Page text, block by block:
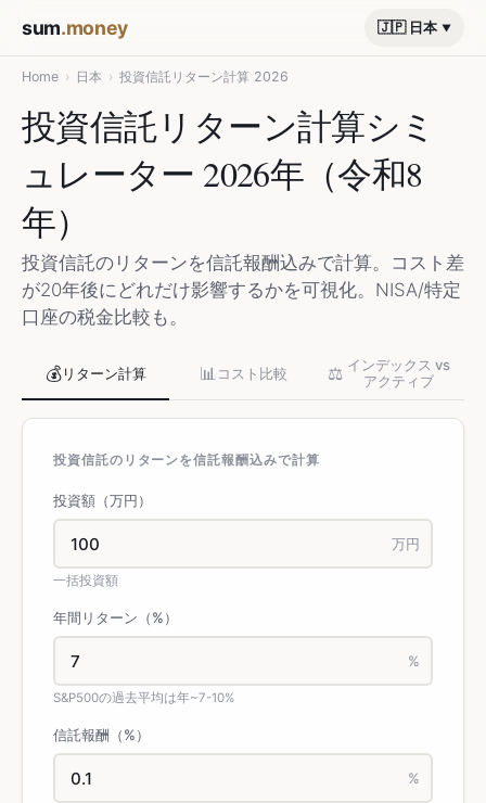
sum.money 🇯🇵 日本
Home › 日本 › 投資信託リターン計算 2026
投資信託リターン計算シミ
ュレーター 2026年（令和8
年）
投資信託のリターンを信託報酬込みで計算。コスト差
が20年後にどれだけ影響するかを可視化。NISA/特定
口座の税金比較も。
💰リターン計算 📊 コスト比較 ⚖️ インデックス vs
アクティブ
投資信託のリターンを信託報酬込みで計算
投資額（万円）
万円
一括投資額
年間リターン（%）
%
S&P500の過去平均は年~7-10%
信託報酬（%）
%